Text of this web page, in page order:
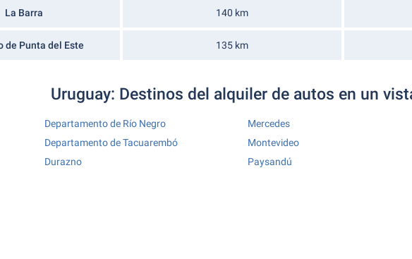
La Barra 140 km
de Punta del Este 135 km
Uruguay: Destinos del alquiler de autos en un
Departamento de Río Negro
Departamento de Tacuarembó
Durazno
Mercedes
Montevideo
Paysandú